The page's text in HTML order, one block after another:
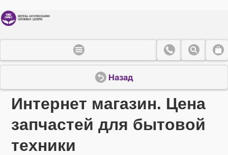
Назад
Интернет магазин. Цена
запчастей для бытовой
техники